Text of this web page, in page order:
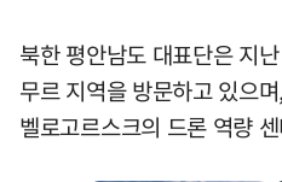
북한 평안남도 대표단은 지
무르 지역을 방문하고 있으
벨로고르스크의 드론 역량